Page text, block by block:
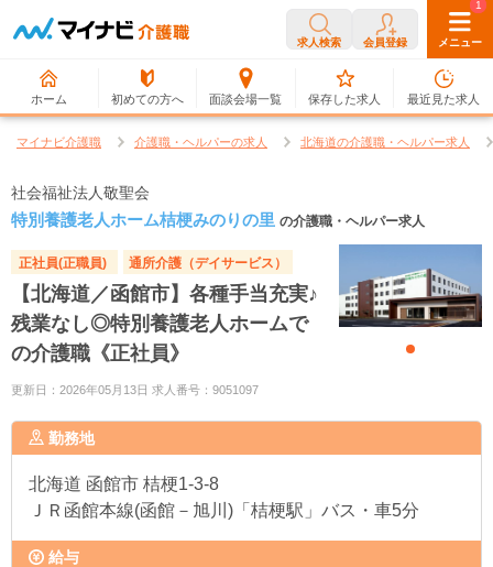
求人検索 会員登録 メニュー
ホーム 初めての方へ 面談会場一覧
0
保存した求人
1
最近見た求人
マイナビ介護職 介護職・ヘルパーの求人 北海道の介護職・ヘルパー求人
社会福祉法人敬聖会
特別養護老人ホーム桔梗みのりの里 の介護職・ヘルパー求人
正社員(正職員) 通所介護（デイサービス）
【北海道／函館市】各種手当充実♪
残業なし◎特別養護老人ホームで
の介護職《正社員》
更新日：2026年05月13日 求人番号：9051097
勤務地
北海道 函館市 桔梗1-3-8
ＪＲ函館本線(函館－旭川)「桔梗駅」バス・車5分
給与